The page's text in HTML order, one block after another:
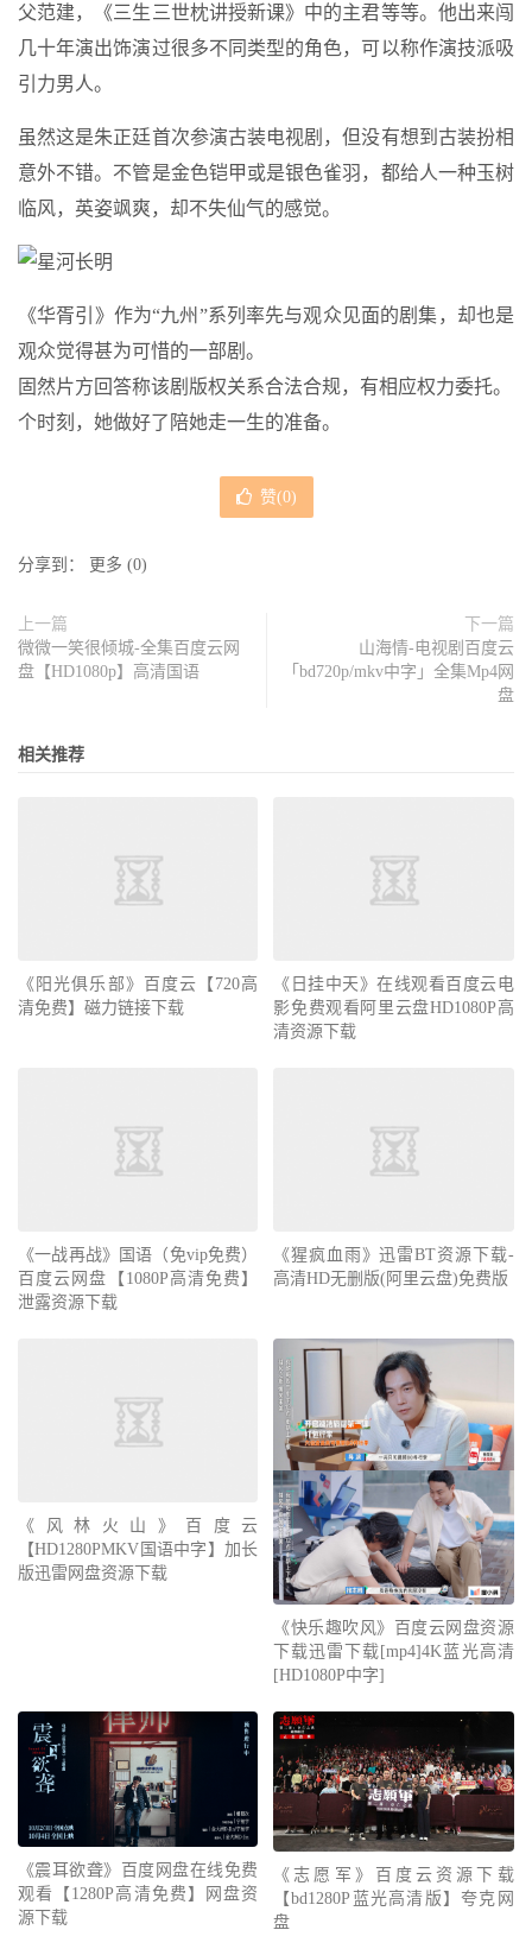
父范建，《三生三世枕讲授新课》中的主君等等。他出来闯
几十年演出饰演过很多不同类型的角色，可以称作演技派吸
引力男人。
虽然这是朱正廷首次参演古装电视剧，但没有想到古装扮相
意外不错。不管是金色铠甲或是银色雀羽，都给人一种玉树
临风，英姿飒爽，却不失仙气的感觉。
《华胥引》作为“九州”系列率先与观众见面的剧集，却也是
观众觉得甚为可惜的一部剧。
固然片方回答称该剧版权关系合法合规，有相应权力委托。
个时刻，她做好了陪她走一生的准备。
赞(0)
分享到： 更多 (0)
上一篇
微微一笑很倾城-全集百度云网
盘【HD1080p】高清国语
下一篇
山海情-电视剧百度云
「bd720p/mkv中字」全集Mp4网
盘
相关推荐
《阳光俱乐部》百度云【720高
清免费】磁力链接下载
《日挂中天》在线观看百度云电
影免费观看阿里云盘HD1080P高
清资源下载
《一战再战》国语（免vip免费）
百度云网盘【1080P高清免费】
泄露资源下载
《猩疯血雨》迅雷BT资源下载-
高清HD无删版(阿里云盘)免费版
《风林火山》百度云
【HD1280PMKV国语中字】加长
版迅雷网盘资源下载
《快乐趣吹风》百度云网盘资源
下载迅雷下载[mp4]4K蓝光高清
[HD1080P中字]
《震耳欲聋》百度网盘在线免费
观看【1280P高清免费】网盘资
源下载
《志愿军》百度云资源下载
【bd1280P蓝光高清版】夸克网
盘